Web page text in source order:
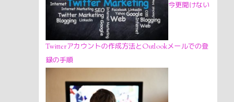
今更聞けない
Twitterアカウントの作成方法とOutlookメールでの登
録の手順